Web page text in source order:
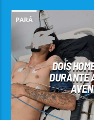
PARÁ
DOIS
DURANTE